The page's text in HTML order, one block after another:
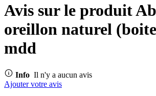
Avis sur le produit
oreillon naturel
mdd
Info Il n'y a aucun avis
Ajouter votre avis